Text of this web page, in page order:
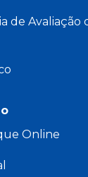
de Avaliação
Online